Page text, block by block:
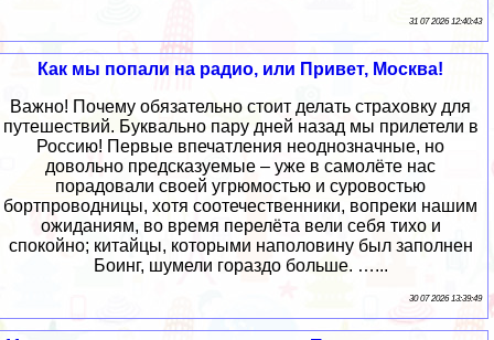
31 07 2026 12:40:43
Как мы попали на радио, или Привет, Москва!
Важно! Почему обязательно стоит делать страховку для
путешествий. Буквально пару дней назад мы прилетели в
Россию! Первые впечатления неоднозначные, но
довольно предсказуемые – уже в самолёте нас
порадовали своей угрюмостью и суровостью
бортпроводницы, хотя соотечественники, вопреки нашим
ожиданиям, во время перелёта вели себя тихо и
спокойно; китайцы, которыми наполовину был заполнен
Боинг, шумели гораздо больше. …...
30 07 2026 13:39:49